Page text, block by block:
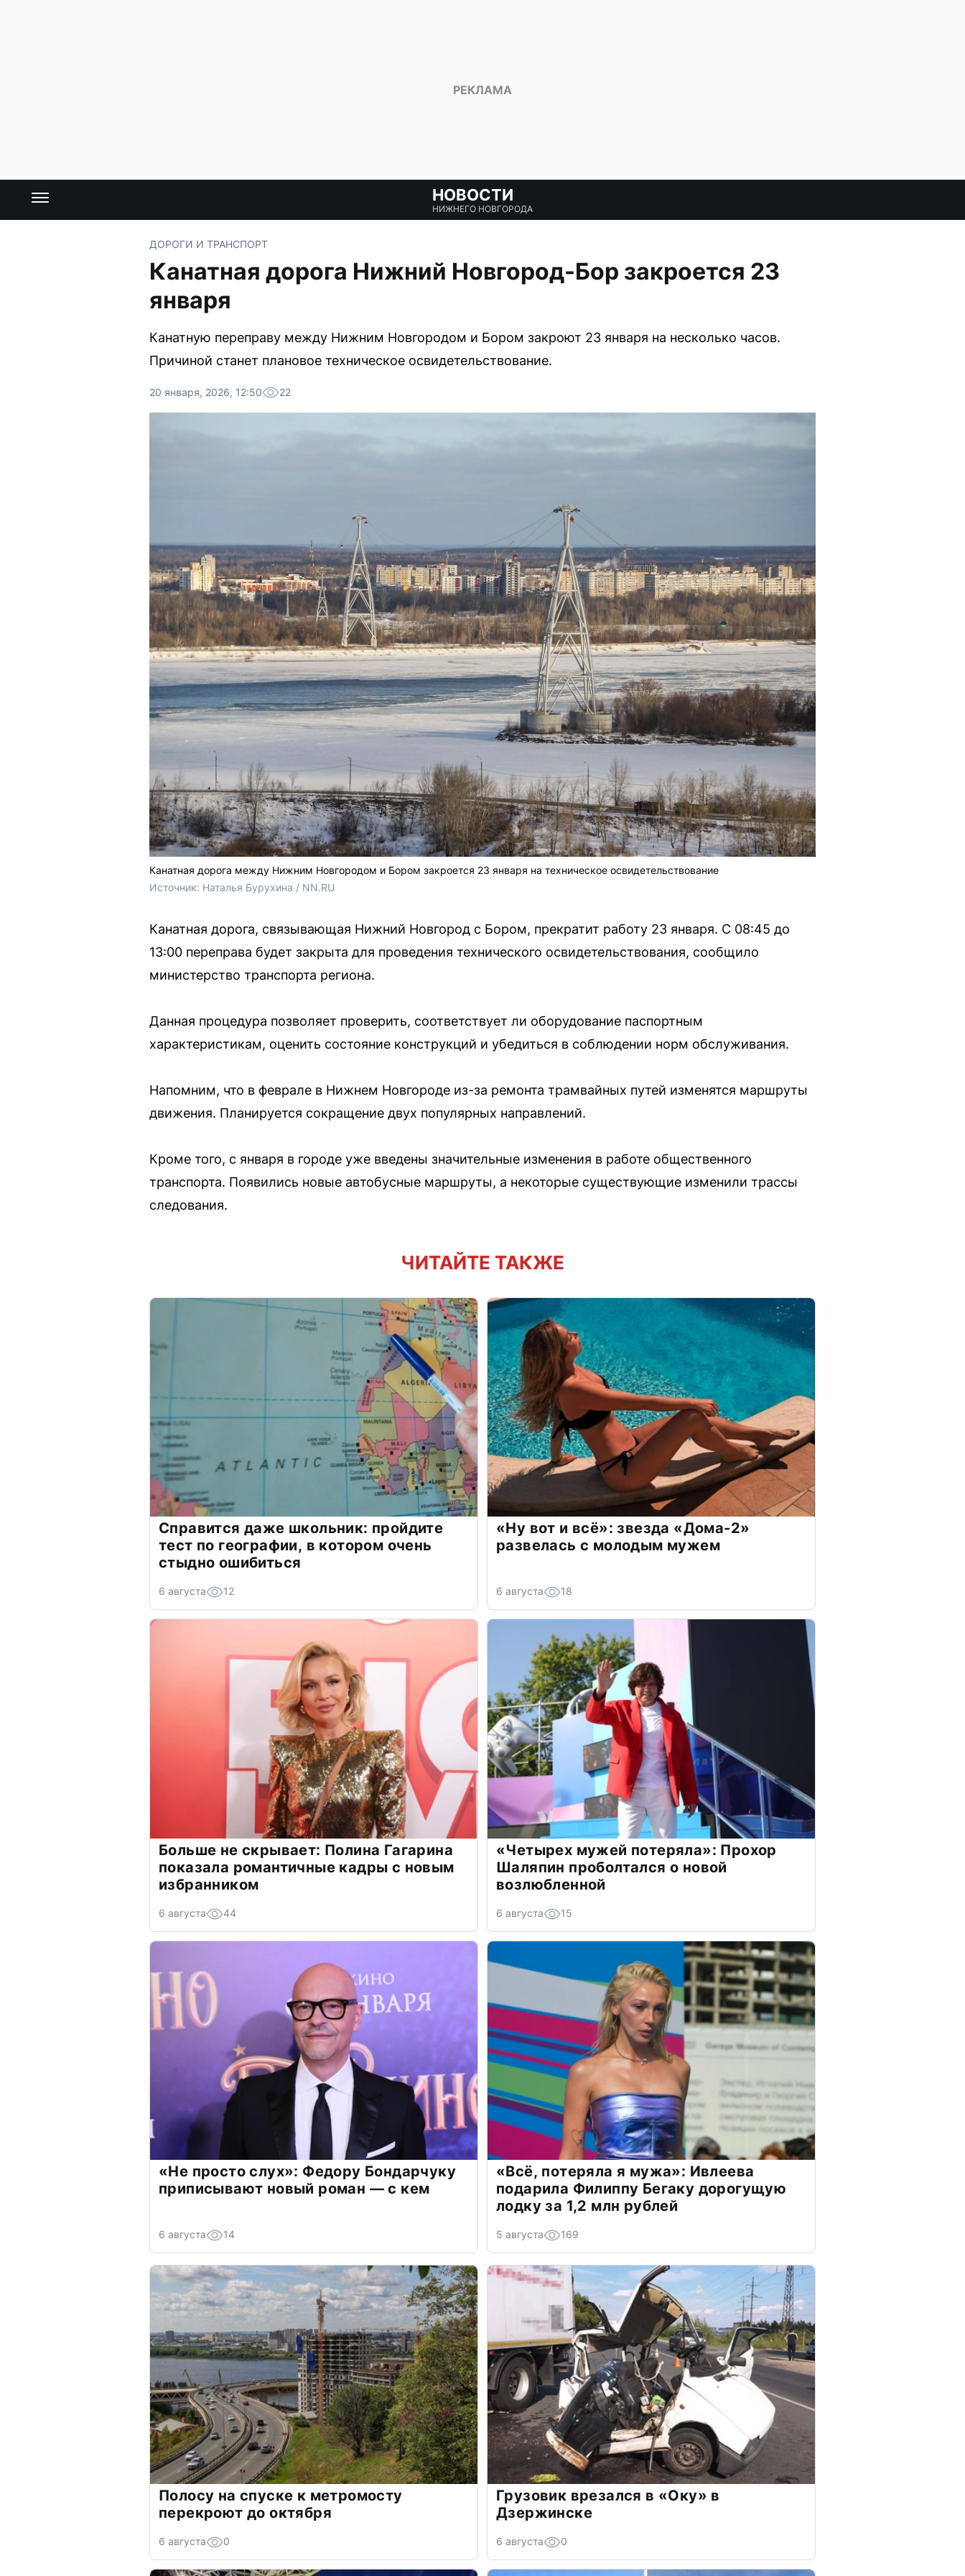
НОВОСТИ
НИЖНЕГО НОВГОРОДА
ДОРОГИ И ТРАНСПОРТ
Канатная дорога Нижний Новгород-Бор закроется 23
января
Канатную переправу между Нижним Новгородом и Бором закроют 23 января на несколько часов.
Причиной станет плановое техническое освидетельствование.
20 января, 2026, 12:50 22
Канатная дорога между Нижним Новгородом и Бором закроется 23 января на техническое освидетельствование
Источник: Наталья Бурухина / NN.RU
Канатная дорога, связывающая Нижний Новгород с Бором, прекратит работу 23 января. С 08:45 до
13:00 переправа будет закрыта для проведения технического освидетельствования, сообщило
министерство транспорта региона.
Данная процедура позволяет проверить, соответствует ли оборудование паспортным
характеристикам, оценить состояние конструкций и убедиться в соблюдении норм обслуживания.
Напомним, что в феврале в Нижнем Новгороде из-за ремонта трамвайных путей изменятся маршруты
движения. Планируется сокращение двух популярных направлений.
Кроме того, с января в городе уже введены значительные изменения в работе общественного
транспорта. Появились новые автобусные маршруты, а некоторые существующие изменили трассы
следования.
ЧИТАЙТЕ ТАКЖЕ
Справится даже школьник: пройдите
тест по географии, в котором очень
стыдно ошибиться
6 августа 12
«Ну вот и всё»: звезда «Дома-2»
развелась с молодым мужем
6 августа 18
Больше не скрывает: Полина Гагарина
показала романтичные кадры с новым
избранником
6 августа 44
«Четырех мужей потеряла»: Прохор
Шаляпин проболтался о новой
возлюбленной
6 августа 15
«Не просто слух»: Федору Бондарчуку
приписывают новый роман — с кем
6 августа 14
«Всё, потеряла я мужа»: Ивлеева
подарила Филиппу Бегаку дорогущую
лодку за 1,2 млн рублей
5 августа 169
Полосу на спуске к метромосту
перекроют до октября
6 августа 0
Грузовик врезался в «Оку» в
Дзержинске
6 августа 0